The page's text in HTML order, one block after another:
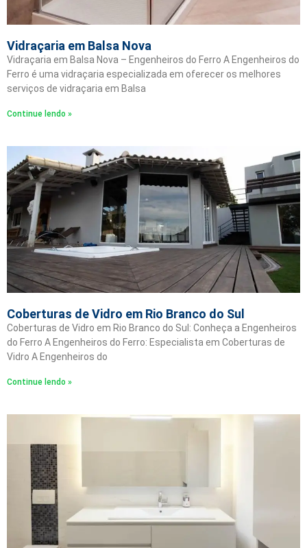
Vidraçaria em Balsa Nova
Vidraçaria em Balsa Nova – Engenheiros do Ferro A Engenheiros do
Ferro é uma vidraçaria especializada em oferecer os melhores
serviços de vidraçaria em Balsa
Continue lendo »
Coberturas de Vidro em Rio Branco do Sul
Coberturas de Vidro em Rio Branco do Sul: Conheça a Engenheiros
do Ferro A Engenheiros do Ferro: Especialista em Coberturas de
Vidro A Engenheiros do
Continue lendo »